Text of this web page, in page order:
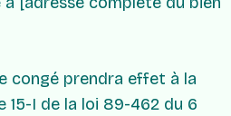
congé prendra effet à la
15-I de la loi 89-462 du 6